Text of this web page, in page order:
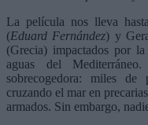
La película nos lleva
(Eduard Fernández) y
(Grecia) impactados por
aguas del
sobrecogedora: miles
cruzando el mar en
armados. Sin embargo,